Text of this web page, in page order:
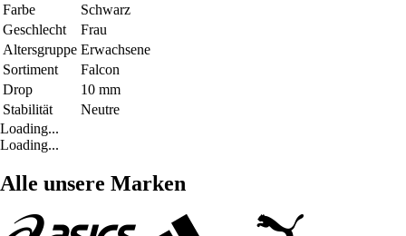
Farbe
Schwarz
Geschlecht
Frau
Altersgruppe Erwachsene
Sortiment
Falcon
Drop
10 mm
Stabilität
Neutre
Loading...
Loading...
Alle unsere Marken